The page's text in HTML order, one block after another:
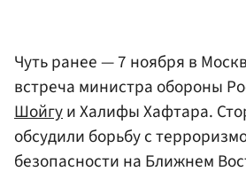
Чуть ранее — 7 ноября в
встреча министра обороны
Шойгуи Халифы Хафтара.
обсудили борьбу с
безопасности на Ближнем